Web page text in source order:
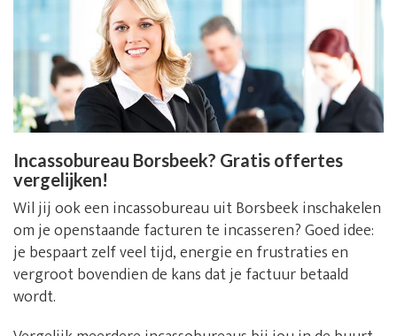
Incassobureau Borsbeek? Gratis offertes
vergelijken!
Wil jij ook een incassobureau uit Borsbeek inschakelen
om je openstaande facturen te incasseren? Goed idee:
je bespaart zelf veel tijd, energie en frustraties en
vergroot bovendien de kans dat je factuur betaald
wordt.